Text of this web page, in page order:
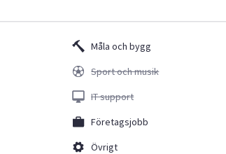
Måla och bygg
Sport och musik
IT support
Företagsjobb
Övrigt